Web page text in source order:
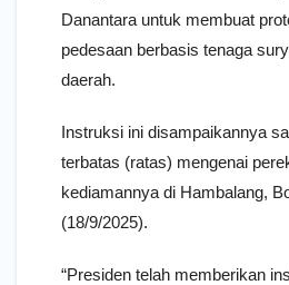
Danantara untuk membuat
pedesaan berbasis tenaga
daerah.
Instruksi ini disampaikannya
terbatas (ratas) mengenai
kediamannya di Hambalang,
(18/9/2025).
“Presiden telah memberikan